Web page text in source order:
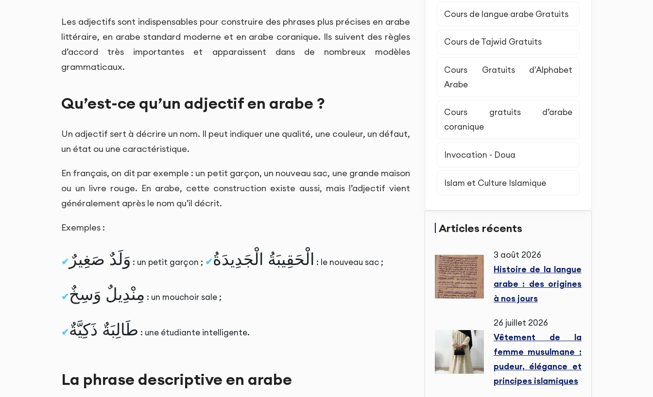
Les adjectifs sont indispensables pour construire des phrases plus précises en arabe
littéraire, en arabe standard moderne et en arabe coranique. Ils suivent des règles
d’accord très importantes et apparaissent dans de nombreux modèles
grammaticaux.
Qu’est-ce qu’un adjectif en arabe ?
Un adjectif sert à décrire un nom. Il peut indiquer une qualité, une couleur, un défaut,
un état ou une caractéristique.
En français, on dit par exemple : un petit garçon, un nouveau sac, une grande maison
ou un livre rouge. En arabe, cette construction existe aussi, mais l’adjectif vient
généralement après le nom qu’il décrit.
Exemples :
وَلَدٌ صَغِيرٌ : un petit garçon ; الْحَقِيبَةُ الْجَدِيدَةُ : le nouveau sac ;
مِنْدِيلٌ وَسِخٌ : un mouchoir sale ;
طَالِبَةٌ ذَكِيَّةٌ : une étudiante intelligente.
La phrase descriptive en arabe
Cours de langue arabe Gratuits
Cours de Tajwid Gratuits
Cours Gratuits d'Alphabet
Arabe
Cours gratuits d’arabe
coranique
Invocation - Doua
Islam et Culture Islamique
Articles récents
3 août 2026
Histoire de la langue
arabe : des origines
à nos jours
26 juillet 2026
Vêtement de la
femme musulmane :
pudeur, élégance et
principes islamiques